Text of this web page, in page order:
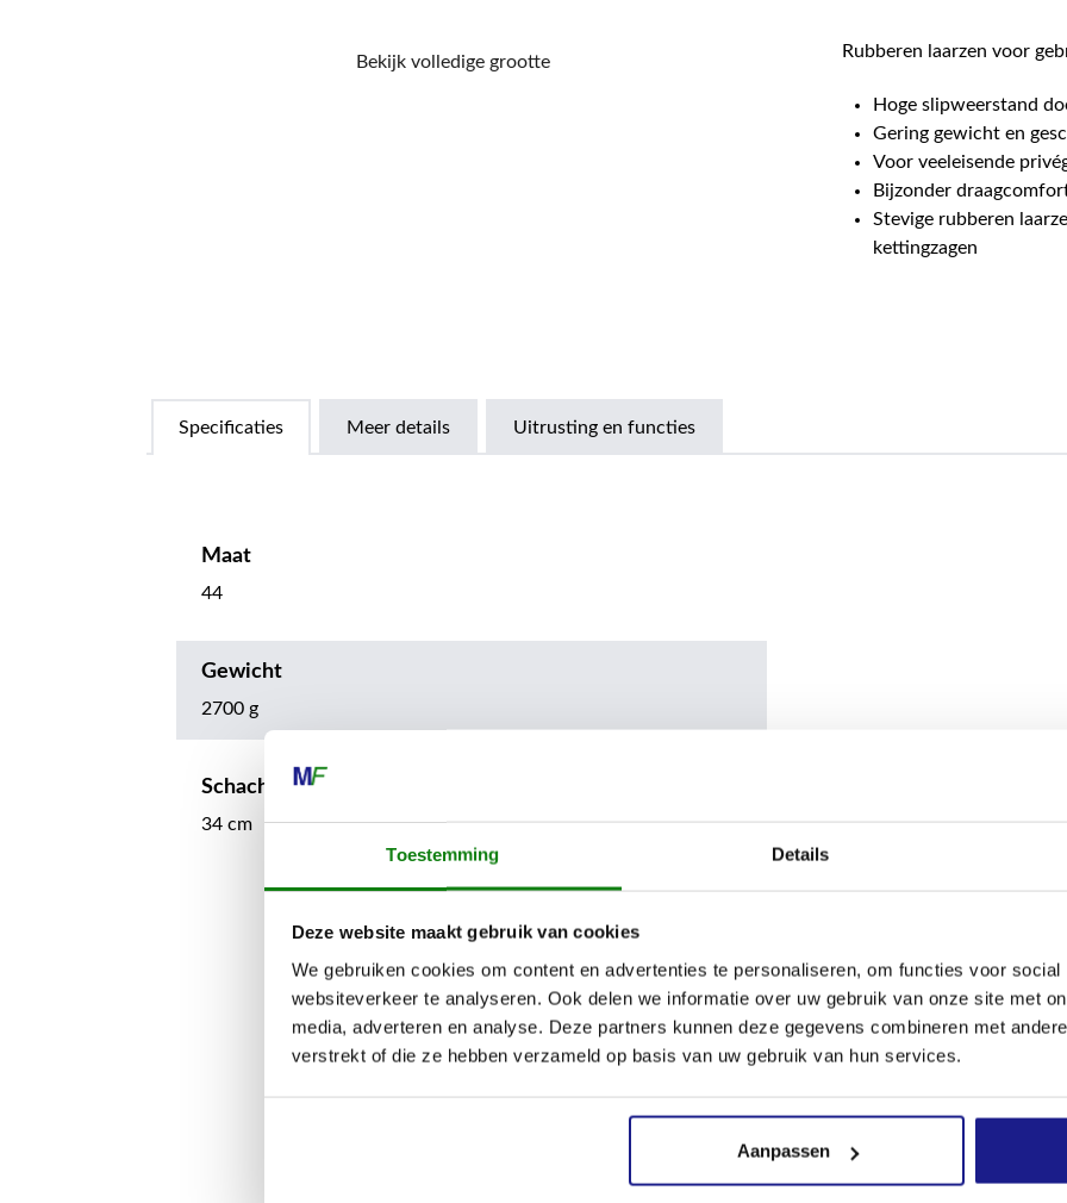
Toestemming Details
Deze website maakt gebruik van cookies
We gebruiken cookies om content en advertenties te personaliseren, om functies voor
websiteverkeer te analyseren. Ook delen we informatie over uw gebruik van onze site met
media, adverteren en analyse. Deze partners kunnen deze gegevens combineren met
verstrekt of die ze hebben verzameld op basis van uw gebruik van hun services.
Aanpassen
Bekijk volledige grootte
Rubberen laarzen voor
Hoge slipweerstand
Gering gewicht en
Voor veeleisende
Bijzonder
Stevige rubberen
kettingzagen
Specificaties Meer details Uitrusting en functies
Maat
44
Gewicht
2700 g
Schachthoogte
34 cm